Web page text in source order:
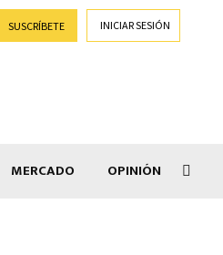
SUSCRÍBETE INICIAR SESIÓN
MERCADO OPINIÓN